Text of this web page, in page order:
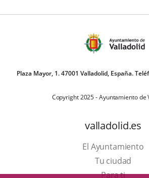
Plaza Mayor, 1. 47001 Valladolid, España.
Copyright 2025 - Ayuntamiento de
valladolid.es
El Ayuntamiento
Tu ciudad
Para ti